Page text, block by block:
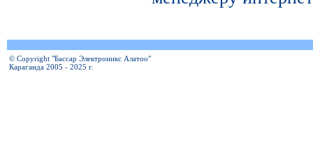
© Copyright "Бассар Электроникс Алатоо"
Караганда 2005 - 2025 г.